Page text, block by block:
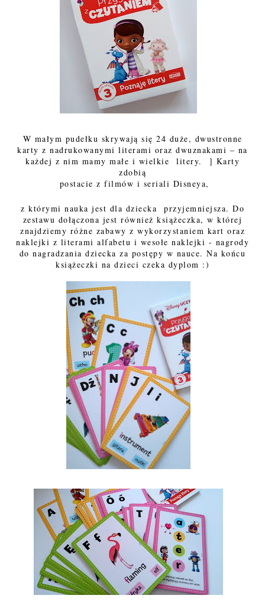
W małym pudełku skrywają się 24 duże, dwustronne
karty z nadrukowanymi literami oraz dwuznakami – na
każdej z nim mamy małe i wielkie litery. ] Karty
zdobią
postacie z filmów i seriali Disneya,
z którymi nauka jest dla dziecka przyjemniejsza. Do
zestawu dołączona jest również książeczka, w której
znajdziemy różne zabawy z wykorzystaniem kart oraz
naklejki z literami alfabetu i wesołe naklejki - nagrody
do nagradzania dziecka za postępy w nauce. Na końcu
książeczki na dzieci czeka dyplom :)